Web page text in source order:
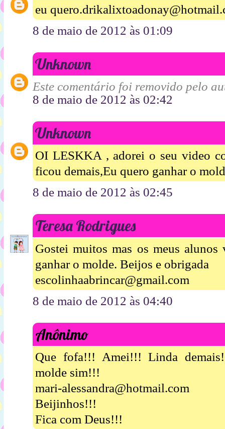
eu
8 de maio de 2012 às 01:09
Unknown
Este comentário foi removido pelo
8 de maio de 2012 às 02:42
Unknown
OI LESKKA , adorei o seu video
ficou demais,Eu quero ganhar o
8 de maio de 2012 às 02:45
Teresa Rodrigues
Gostei muitos mas os meus alunos
ganhar o molde. Beijos e obrigada
escolinhaabrincar@gmail.com
8 de maio de 2012 às 04:40
Anônimo
Que fofa!!! Amei!!! Linda
molde sim!!!
mari-alessandra@hotmail.com
Beijinhos!!!
Fica com Deus!!!